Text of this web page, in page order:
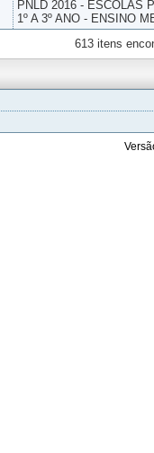
PNLD 2016 - ESCOLAS
1º A 3º ANO - ENSINO
613 itens